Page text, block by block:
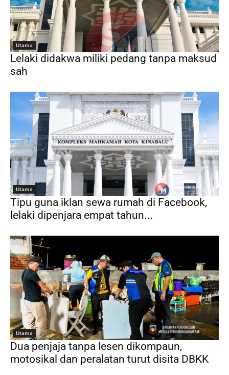
Utama
Lelaki didakwa miliki pedang tanpa maksud
sah
Utama
Tipu guna iklan sewa rumah di Facebook,
lelaki dipenjara empat tahun...
Utama
Dua penjaja tanpa lesen dikompaun,
motosikal dan peralatan turut disita DBKK